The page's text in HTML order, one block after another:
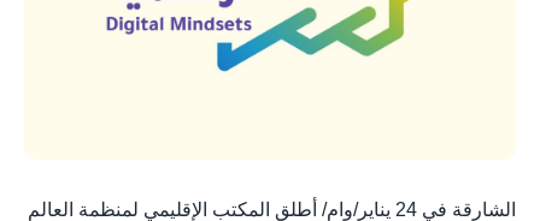
الشارقة في 24 يناير/وام/ أطلق المكتب الإقليمي لمنظمة العالم